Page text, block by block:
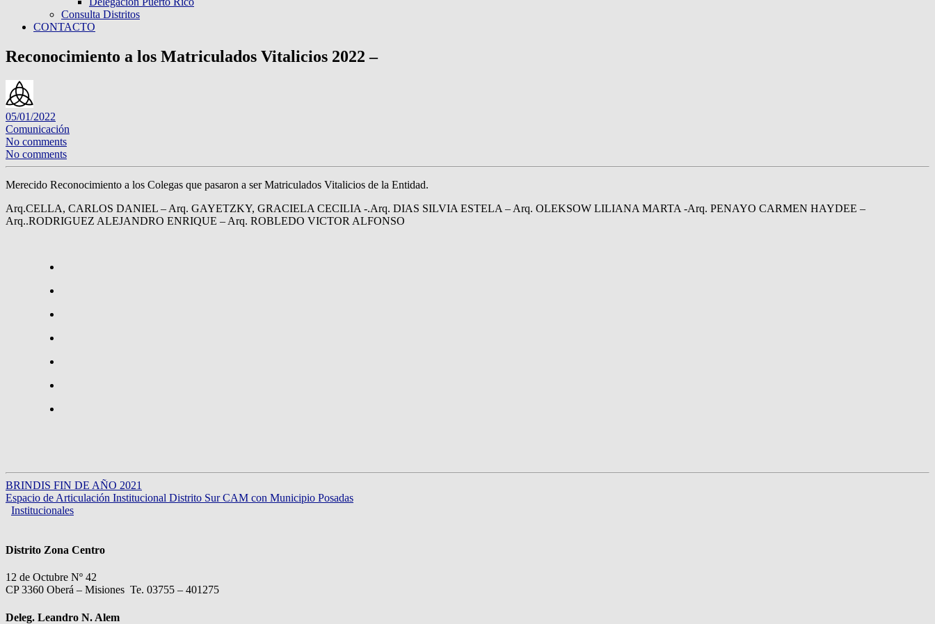
Consulta Distritos
CONTACTO
Reconocimiento a los Matriculados Vitalicios 2022 –
05/01/2022
Comunicación
No comments
No comments
Merecido Reconocimiento a los Colegas que pasaron a ser Matriculados Vitalicios de la Entidad.
Arq.CELLA, CARLOS DANIEL – Arq. GAYETZKY, GRACIELA CECILIA -.Arq. DIAS SILVIA ESTELA – Arq. OLEKSOW LILIANA MARTA -Arq. PENAYO CARMEN HAYDEE –
Arq..RODRIGUEZ ALEJANDRO ENRIQUE – Arq. ROBLEDO VICTOR ALFONSO
BRINDIS FIN DE AÑO 2021
Espacio de Articulación Institucional Distrito Sur CAM con Municipio Posadas
Institucionales
Distrito Zona Centro
12 de Octubre Nº 42
CP 3360 Oberá – Misiones Te. 03755 – 401275
Deleg. Leandro N. Alem